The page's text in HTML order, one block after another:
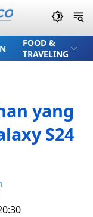
FOOD &
TRAVELING
yang
S24